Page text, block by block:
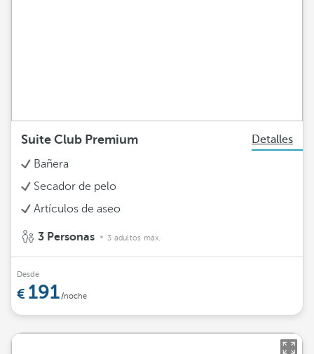
Suite Club Premium
Detalles
Bañera
Secador de pelo
Artículos de aseo
3 Personas 3 adultos máx.
Desde
191/noche